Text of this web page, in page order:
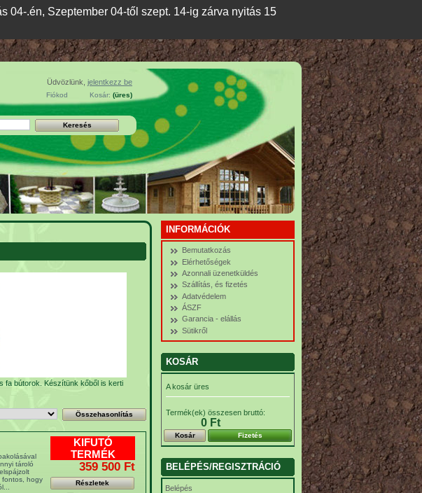
04-.én, Szeptember 04-től szept. 14-ig zárva nyitás 15
Üdvözlünk, jelentkezz be
Kosár: (üres)
Fiókod
fa bútorok. Készítünk kőből is kerti
tároló
fontos, hogy
KIFUTÓ
TERMÉK
359 500 Ft‎
Részletek
INFORMÁCIÓK
Bemutatkozás
Elérhetőségek
Azonnali üzenetküldés
Szállítás, és fizetés
Adatvédelem
ÁSZF
Garancia - elállás
Sütikről
KOSÁR
A kosár üres
Termék(ek) összesen bruttó:
0 Ft‎
Kosár Fizetés
BELÉPÉS/REGISZTRÁCIÓ
Belépés